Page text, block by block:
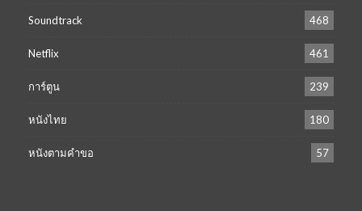
Soundtrack 468
Netflix 461
การ์ตูน 239
หนังไทย 180
หนังตามคำขอ 57